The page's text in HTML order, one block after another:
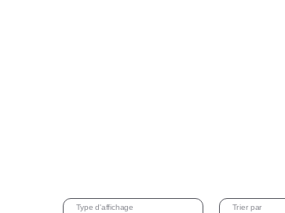
Type d'affichage Trier par